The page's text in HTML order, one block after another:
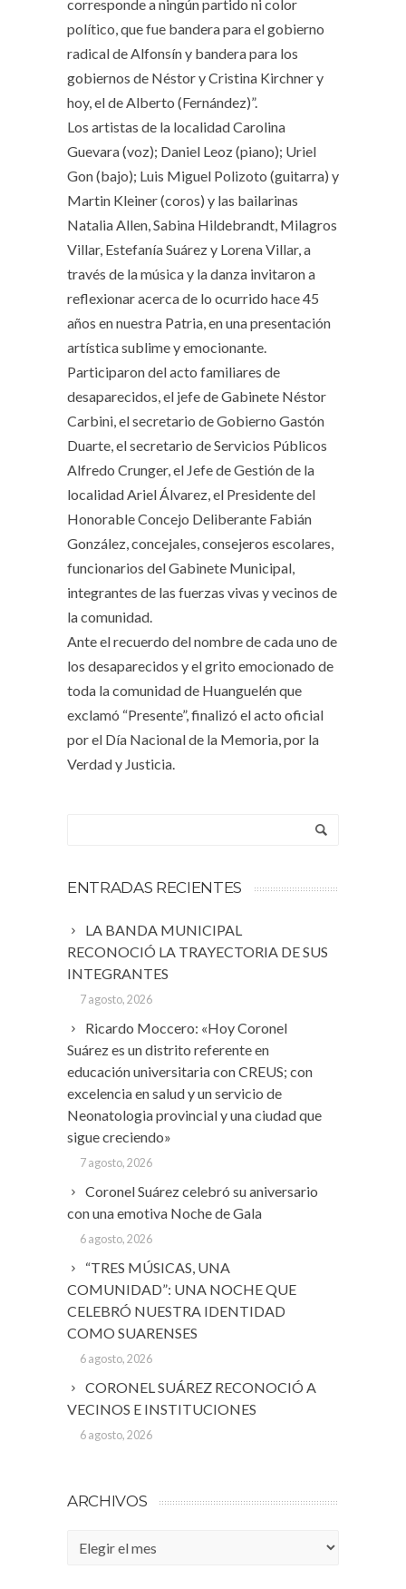
corresponde a ningún partido ni color
político, que fue bandera para el gobierno
radical de Alfonsín y bandera para los
gobiernos de Néstor y Cristina Kirchner y
hoy, el de Alberto (Fernández)”.
Los artistas de la localidad Carolina
Guevara (voz); Daniel Leoz (piano); Uriel
Gon (bajo); Luis Miguel Polizoto (guitarra) y
Martin Kleiner (coros) y las bailarinas
Natalia Allen, Sabina Hildebrandt, Milagros
Villar, Estefanía Suárez y Lorena Villar, a
través de la música y la danza invitaron a
reflexionar acerca de lo ocurrido hace 45
años en nuestra Patria, en una presentación
artística sublime y emocionante.
Participaron del acto familiares de
desaparecidos, el jefe de Gabinete Néstor
Carbini, el secretario de Gobierno Gastón
Duarte, el secretario de Servicios Públicos
Alfredo Crunger, el Jefe de Gestión de la
localidad Ariel Álvarez, el Presidente del
Honorable Concejo Deliberante Fabián
González, concejales, consejeros escolares,
funcionarios del Gabinete Municipal,
integrantes de las fuerzas vivas y vecinos de
la comunidad.
Ante el recuerdo del nombre de cada uno de
los desaparecidos y el grito emocionado de
toda la comunidad de Huanguelén que
exclamó “Presente”, finalizó el acto oficial
por el Día Nacional de la Memoria, por la
Verdad y Justicia.
ENTRADAS RECIENTES
LA BANDA MUNICIPAL
RECONOCIÓ LA TRAYECTORIA DE SUS
INTEGRANTES
7 agosto, 2026
Ricardo Moccero: «Hoy Coronel
Suárez es un distrito referente en
educación universitaria con CREUS; con
excelencia en salud y un servicio de
Neonatologia provincial y una ciudad que
sigue creciendo»
7 agosto, 2026
Coronel Suárez celebró su aniversario
con una emotiva Noche de Gala
6 agosto, 2026
“TRES MÚSICAS, UNA
COMUNIDAD”: UNA NOCHE QUE
CELEBRÓ NUESTRA IDENTIDAD
COMO SUARENSES
6 agosto, 2026
CORONEL SUÁREZ RECONOCIÓ A
VECINOS E INSTITUCIONES
6 agosto, 2026
ARCHIVOS
Archivos